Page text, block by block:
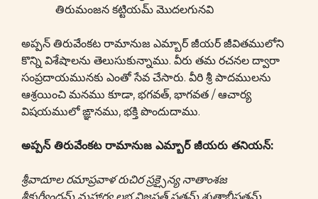
తిరుమంజన కట్టియమ్ మొదలగునవి
అప్పన్ తిరువేంకట రామానుజ ఎమ్బార్ జీయర్ జీవితములోని
కొన్ని విశేషాలను తెలుసుకున్నాము. వీరు తమ రచనల ద్వారా
సంప్రదాయమునకు ఎంతో సేవ చేసారు. వీరి శ్రీ పాదములను
ఆశ్రయించి మనము కూడా, భగవత్, భాగవత / ఆచార్య
విషయములో ఙ్ఞానము, భక్తి పొందుదాము.
అప్పన్ తిరువేంకట రామానుజ ఎమ్బార్ జీయరు తనియన్:
శ్రీవాదూల రమాప్రవాళ రుచిర స్రక్సైన్య నాతాంశజ
శ్రీకుర్వీంద్రమ్ మహార్య లభ్ద నిజసత్ సత్తమ్ శ్రుతాభీష్టతమ్